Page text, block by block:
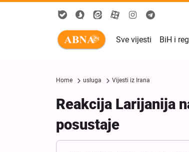
Sve vijesti BiH i
Home usluga Vijesti iz Irana
Reakcija Larijanija
posustaje